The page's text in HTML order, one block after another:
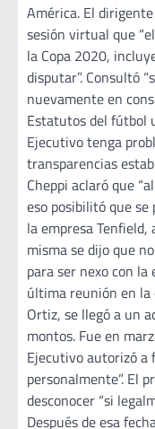
América. El
sesión virtual que
la Copa 2020,
disputar”. Consultó
nuevamente en
Estatutos del fútbol
Ejecutivo tenga
transparencias
Cheppi aclaró que
eso posibilitó que
la empresa
misma se dijo que
para ser nexo con la
última reunión en la
Ortiz, se llegó a un
montos. Fue en
Ejecutivo autorizó
personalmente”. El
desconocer “si
Después de esa